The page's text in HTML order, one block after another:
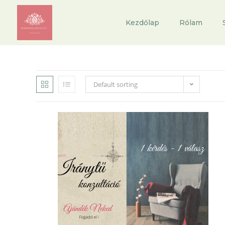
Kezdőlap Rólam
Default sorting